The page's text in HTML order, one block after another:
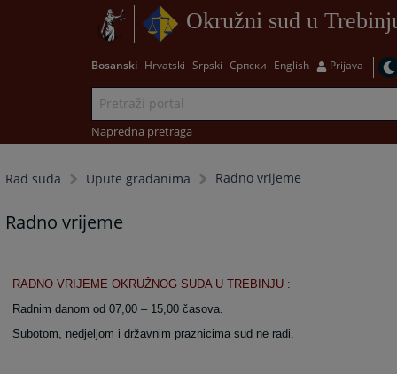
Okružni sud u
Bosanski Hrvatski Srpski Српски English Prijava
Napredna pretraga
Rad suda Upute građanima Radno vrijeme
Radno vrijeme
RADNO VRIJEME OKRUŽNOG SUDA U TREBINJU :
Radnim danom od 07,00 – 15,00 časova.
Subotom, nedjeljom i državnim praznicima sud ne radi.